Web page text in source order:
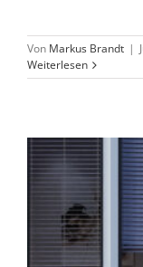
Von Markus Brandt |
Weiterlesen